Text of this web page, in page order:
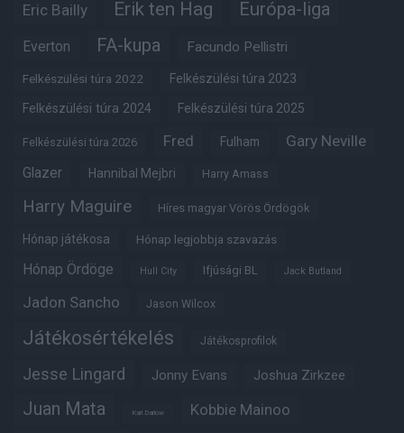
Eric Bailly Erik ten Hag Európa-liga
Everton FA-kupa Facundo Pellistri
Felkészülési túra 2022 Felkészülési túra 2023
Felkészülési túra 2024 Felkészülési túra 2025
Felkészülési túra 2026 Fred Fulham Gary Neville
Glazer Hannibal Mejbri Harry Amass
Harry Maguire Híres magyar Vörös Ördögök
Hónap játékosa Hónap legjobbja szavazás
Hónap Ördöge Hull City Ifjúsági BL Jack Butland
Jadon Sancho Jason Wilcox
Játékosértékelés Játékosprofilok
Jesse Lingard Jonny Evans Joshua Zirkzee
Juan Mata Karl Darlow Kobbie Mainoo